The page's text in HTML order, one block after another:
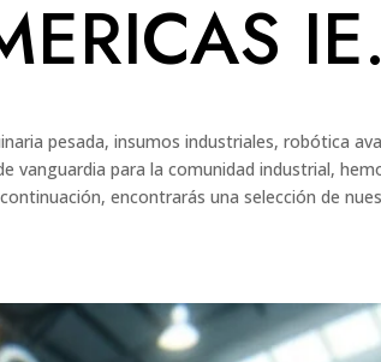
IE.
pesada, insumos industriales, robótica
vanguardia para la comunidad industrial,
encontrarás una selección de